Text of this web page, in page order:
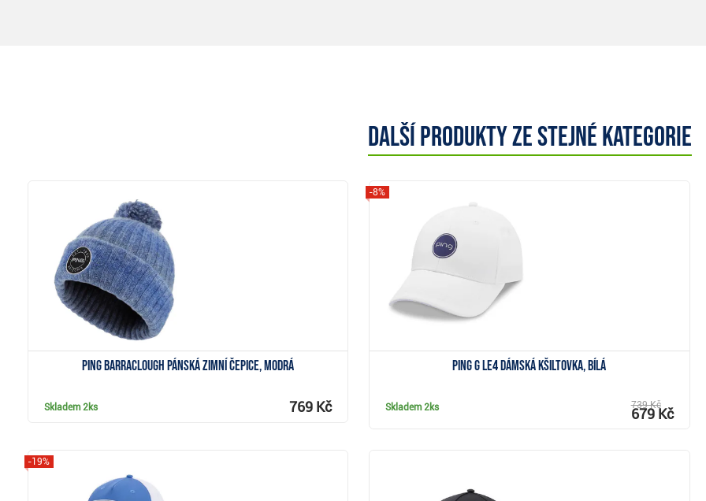
Další produkty ze stejné kategorie
Ping Barraclough pánská zimní čepice, modrá
Skladem 2ks 769 Kč
Ping G Le4 dámská kšiltovka, bílá
-8%
Skladem 2ks 739 Kč
679 Kč
-19%